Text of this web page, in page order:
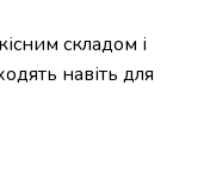
складом і
навіть для